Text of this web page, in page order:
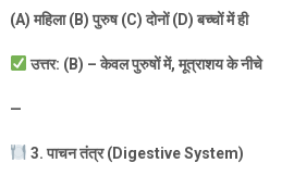
(A)महिला (B)पुरुष (C)दोनों (D)बच्चों में ही
उत्तर: (B) –केवल पुरुषों में,मूत्राशय के नीचे
—
3.पाचन तंत्र (Digestive System)